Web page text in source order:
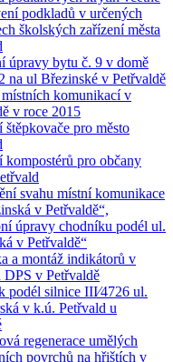
podkladů v určených
školských zařízení města
úpravy bytu č. 9 v domě
na ul Březinské v Petřvaldě
komunikací v
v roce 2015
štěpkovače pro město
kompostérů pro občany
svahu místní komunikace
v Petřvaldě“,
úpravy chodníku podél ul.
v Petřvaldě“
a montáž indikátorů v
DPS v Petřvaldě
podél silnice III⁄4726 ul.
v k.ú. Petřvald u
regenerace umělých
povrchů na hřištích v